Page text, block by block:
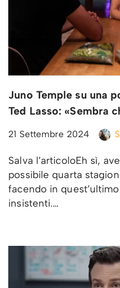
Juno Temple su una
Ted Lasso: «Sembra
21 Settembre 2024
Salva l’articoloEh sì,
possibile quarta
facendo in
insistenti.…